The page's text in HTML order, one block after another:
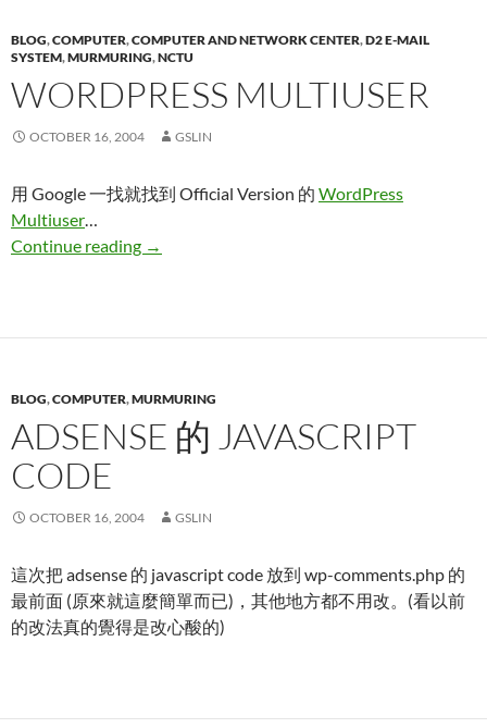
BLOG,COMPUTER,COMPUTER AND NETWORK CENTER,D2 E-MAIL
SYSTEM,MURMURING,NCTU
WORDPRESS MULTIUSER
OCTOBER 16, 2004 GSLIN
用 Google 一找就找到 Official Version 的 WordPress
Multiuser…
Continue reading WordPress Multiuser
→
BLOG,COMPUTER,MURMURING
ADSENSE 的 JAVASCRIPT
CODE
OCTOBER 16, 2004 GSLIN
這次把 adsense 的 javascript code 放到 wp-comments.php 的
最前面 (原來就這麼簡單而已)，其他地方都不用改。(看以前
的改法真的覺得是改心酸的)